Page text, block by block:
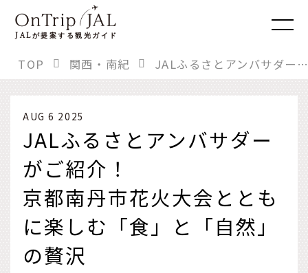
JALが提案する観光ガイド
TOP 関西・南紀 JALふるさとアンバサダーがご紹介！ 京都南丹市花火大会とともに楽しむ「食」と「自然」の贅沢
AUG 6 2025
JALふるさとアンバサダー
がご紹介！
京都南丹市花火大会ととも
に楽しむ「食」と「自然」
の贅沢